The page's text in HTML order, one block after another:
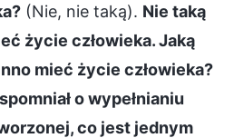
(Nie, nie taką). Nie taką
życie człowieka. Jaką
mieć życie człowieka?
o wypełnianiu
co jest jednym